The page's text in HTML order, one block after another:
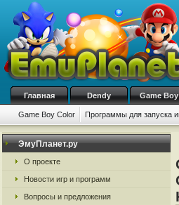
Главная Dendy Game Boy
Game Boy Color Программы для запуска
ЭмуПланет.ру
О проекте
Новости игр и программ
Вопросы и предложения